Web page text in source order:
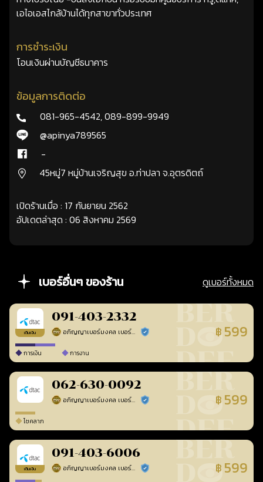
เอไอเอสไกล้บ้านได้ทุกสาขาทั่วประเทศ
การชำระเงิน
โอนเงินผ่านบัญชีธนาคาร
ข้อมูลการติดต่อ
081-965-4542,089-899-9949
@apinya789565
-
45หมู่7 หมู่บ้านเจริญสุข อ.ท่าปลา จ.อุตรดิตถ์
เปิดร้านเมื่อ : 17 กันยายน 2562
อัปเดตล่าสุด : 06 สิงหาคม 2569
เบอร์อื่นๆ ของร้าน ดูเบอร์ทั้งหมด
เติมเงิน
091-403-2332
อภิญญาเบอร์มงคล เบอร์สวยเลขศาสตร์ ร้านยืนยันแล้ว ฿ 599
การเงิน การงาน
062-630-0092
อภิญญาเบอร์มงคล เบอร์สวยเลขศาสตร์ ร้านยืนยันแล้ว ฿ 599
โชคลาภ
เติมเงิน
091-403-6006
อภิญญาเบอร์มงคล เบอร์สวยเลขศาสตร์ ร้านยืนยันแล้ว ฿ 599